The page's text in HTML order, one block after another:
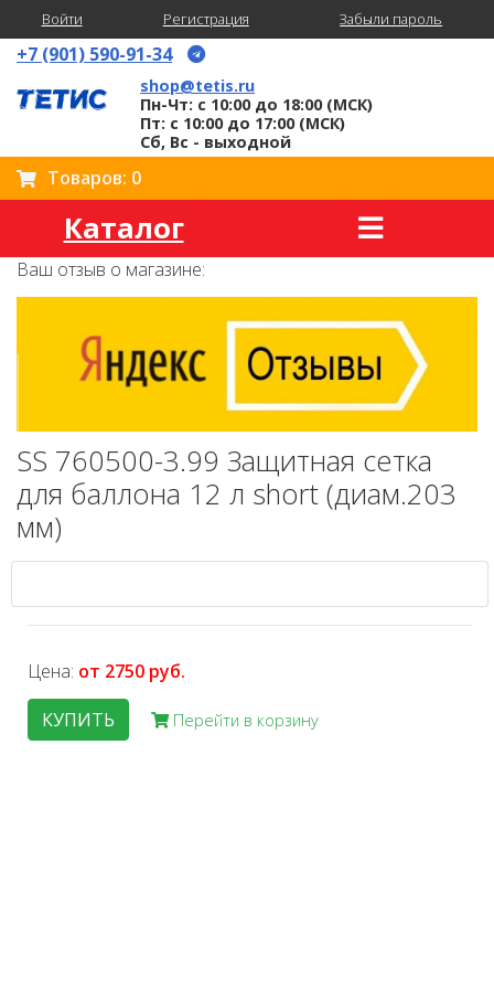
Войти Регистрация Забыли пароль
+7 (901) 590-91-34
shop@tetis.ru
Пн-Чт: с 10:00 до 18:00 (МСК)
Пт: с 10:00 до 17:00 (МСК)
Сб, Вс - выходной
Товаров: 0
Каталог
Ваш отзыв о магазине:
SS 760500-3.99 Защитная сетка
для баллона 12 л short (диам.203
мм)
Цена: от 2750 руб.
КУПИТЬ
Перейти в корзину